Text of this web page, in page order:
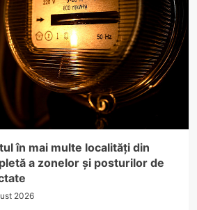
în mai multe localități din
a zonelor și posturilor de
2026